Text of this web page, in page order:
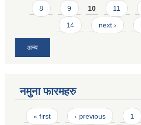
8 9 10 11
14 next ›
अन्य
नमुना फारमहरु
Pages
« first ‹ previous 1